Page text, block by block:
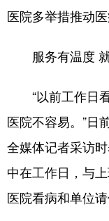
医院多举措推动
服务有温度
“以前工作日看
医院不容易。”日
全媒体记者采访
中在工作日，与
医院看病和单位